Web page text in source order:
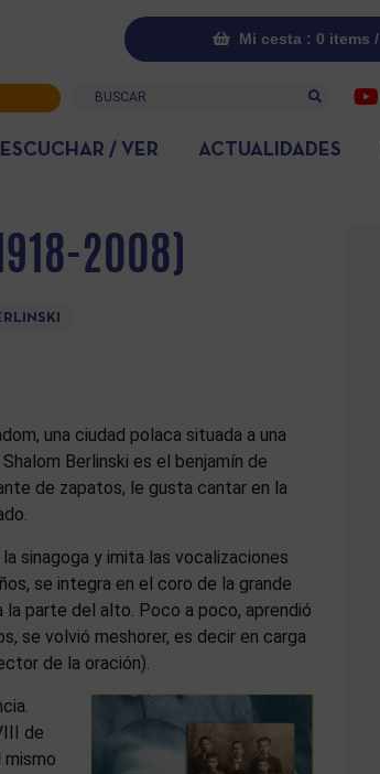
Mi cesta : 0 items /
Buscar
ESCUCHAR / VER ACTUALIDADES
2008)
una ciudad polaca situada a una
Berlinski es el benjamín de
de zapatos, le gusta cantar en la
sinagoga y imita las vocalizaciones
se integra en el coro de la grande
la parte del alto. Poco a poco, aprendió
se volvió meshorer, es decir en carga
de la oración).
de
mismo